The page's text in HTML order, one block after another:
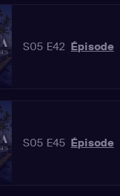
S05 E42 Épisode
S05 E45 Épisode